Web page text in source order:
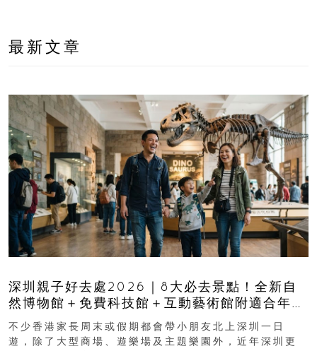
最新文章
深圳親子好去處2026｜8大必去景點！全新自
然博物館＋免費科技館＋互動藝術館附適合年
齡、交通、門票、開放時間
不少香港家長周末或假期都會帶小朋友北上深圳一日
遊，除了大型商場、遊樂場及主題樂園外，近年深圳更